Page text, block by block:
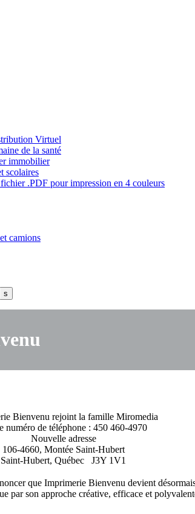
Virtuel
de la santé
immobilier
scolaires
.PDF pour impression en 4 couleurs
camions
Bienvenu rejoint la famille Miromedia
numéro de téléphone : 450 460-4970
Nouvelle adresse
106-4660, Montée Saint-Hubert
Saint-Hubert, Québec J3Y 1V1
que Imprimerie Bienvenu devient
par son approche créative, efficace et